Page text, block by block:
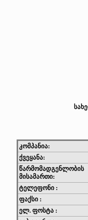
კომპანია:
ქვეყანა:
წარმომადგენლობის
მისამართი:
ტელეფონი :
ფაქსი :
ელ. ფოსტა :